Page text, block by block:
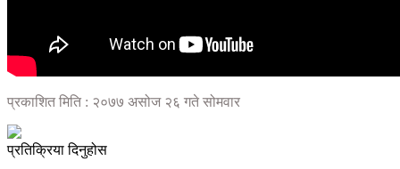
प्रकाशित मिति : २०७७ असोज २६ गते सोमवार
प्रतिक्रिया दिनुहोस